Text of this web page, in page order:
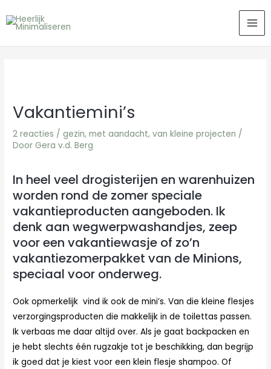
naar
Vakantiemini’s
2 reacties / gezin,met aandacht,van kleine projecten /
Door Gera v.d. Berg
In heel veel drogisterijen en warenhuizen
worden rond de zomer speciale
vakantieproducten aangeboden. Ik
denk aan wegwerpwashandjes, zeep
voor een vakantiewasje of zo’n
vakantiezomerpakket van de Minions,
speciaal voor onderweg.
Ook opmerkelijk vind ik ook de mini’s. Van die kleine flesjes
verzorgingsproducten die makkelijkin de toilettas passen.
Ik verbaas me daar altijd over. Als je gaat backpacken en
je hebt slechts één rugzakje tot je beschikking, dan begrijp
ik goed dat je kiest voor een klein flesje shampoo. Of